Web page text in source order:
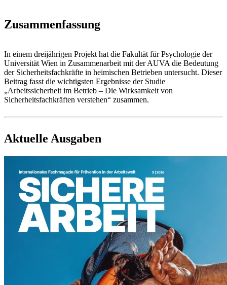
Zusammenfassung
In einem dreijährigen Projekt hat die Fakultät für Psychologie der
Universität Wien in Zusammenarbeit mit der AUVA die Bedeutung
der Sicherheitsfachkräfte in heimischen Betrieben untersucht. Dieser
Beitrag fasst die wichtigsten Ergebnisse der Studie
„Arbeitssicherheit im Betrieb – Die Wirksamkeit von
Sicherheitsfachkräften verstehen“ zusammen.
Aktuelle Ausgaben